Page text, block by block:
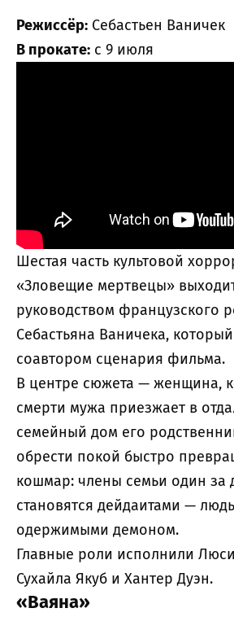
Режиссёр: Себастьен Ваничек
В прокате: с 9 июля
Шестая часть культовой
«Зловещие мертвецы»
руководством французского
Себастьяна Ваничека,
соавтором сценария фильма.
В центре сюжета — женщина,
смерти мужа приезжает в
семейный дом его
обрести покой быстро
кошмар: члены семьи один за
становятся дейдаитами —
одержимыми демоном.
Главные роли исполнили
Сухайла Якуб и Хантер Дуэн.
«Ваяна»